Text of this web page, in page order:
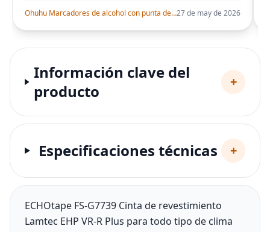
Ohuhu Marcadores de alcohol con punta de pincel – Juego de marcadores artísticos de doble punta con certificación AP para artistas adultos27 de may de 2026
Información clave del
producto
+
Especificaciones técnicas +
ECHOtape FS-G7739 Cinta de revestimiento
Lamtec EHP VR-R Plus para todo tipo de clima